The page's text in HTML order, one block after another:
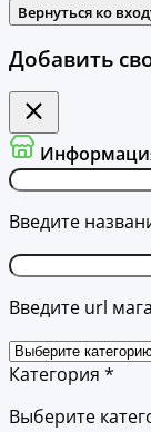
Вернуться ко
Добавить
Введите
Введите url
Категория *
Выберите